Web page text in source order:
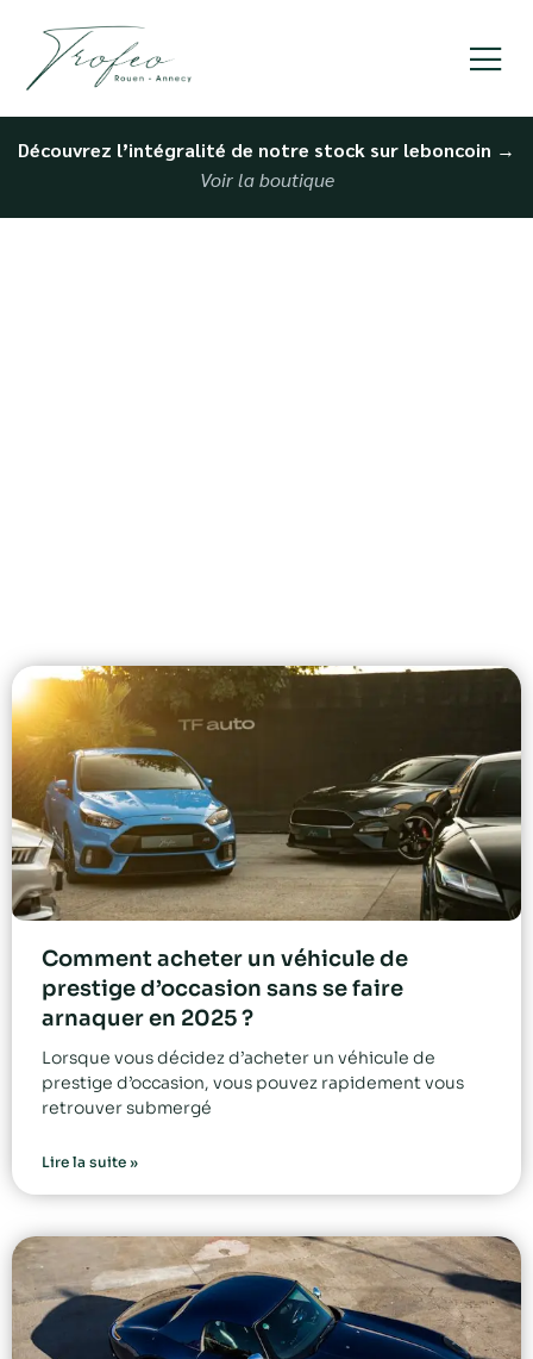
Découvrez l’intégralité de notre stock sur leboncoin →
Voir la boutique
Comment acheter un véhicule de
prestige d’occasion sans se faire
arnaquer en 2025 ?
Lorsque vous décidez d’acheter un véhicule de
prestige d’occasion, vous pouvez rapidement vous
retrouver submergé
Lire la suite »